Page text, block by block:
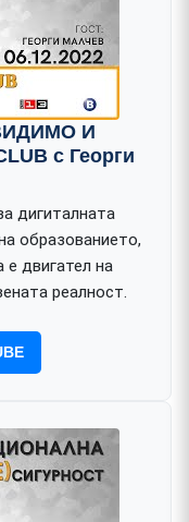
И
с Георги
дигиталната
образованието,
двигател на
реалност.